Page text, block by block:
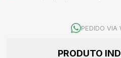
PEDIDO VIA
PRODUTO